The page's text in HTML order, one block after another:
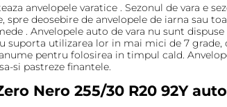
anvelopele varatice . Sezonul de vara e
deosebire de anvelopele de iarna sau
. Anvelopele auto de vara nu sunt
utilizarea lor in mai mici de 7
pentru folosirea in timpul cald.
si pastreze finantele.
Nero 255/30 R20 92Y